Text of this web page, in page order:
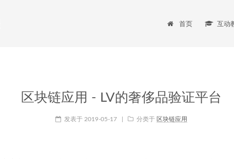
首页 互动
区块链应用 - LV的奢侈品验证平台
发表于 2019-05-17 分类于 区块链应用